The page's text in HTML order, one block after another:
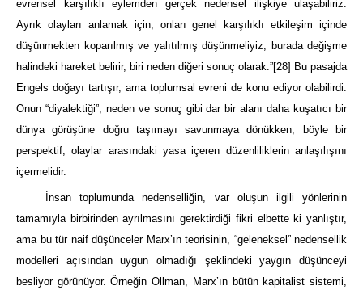
evrensel karşılıklı eylemden gerçek nedensel ilişkiye ulaşabiliriz.
Ayrık olayları anlamak için, onları genel karşılıklı etkileşim içinde
düşünmekten koparılmış ve yalıtılmış düşünmeliyiz; burada değişme
halindeki hareket belirir, biri neden diğeri sonuç olarak.”[28] Bu pasajda
Engels doğayı tartışır, ama toplumsal evreni de konu ediyor olabilirdi.
Onun “diyalektiği”, neden ve sonuç gibi dar bir alanı daha kuşatıcı bir
dünya görüşüne doğru taşımayı savunmaya dönükken, böyle bir
perspektif, olaylar arasındaki yasa içeren düzenliliklerin anlaşılışını
içermelidir.
İnsan toplumunda nedenselliğin, var oluşun ilgili yönlerinin
tamamıyla birbirinden ayrılmasını gerektirdiği fikri elbette ki yanlıştır,
ama bu tür naif düşünceler Marx’ın teorisinin, “geleneksel” nedensellik
modelleri açısından uygun olmadığı şeklindeki yaygın düşünceyi
besliyor görünüyor. Örneğin Ollman, Marx’ın bütün kapitalist sistemi,